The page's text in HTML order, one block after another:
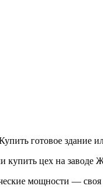
готовое здание
купить цех на заводе
мощности —